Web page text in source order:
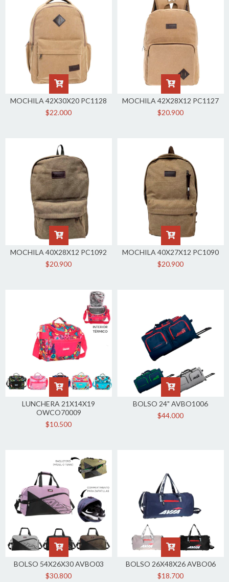
MOCHILA 42X30X20 PC1128
$22.000
MOCHILA 42X28X12 PC1127
$20.900
MOCHILA 40X28X12 PC1092
$20.900
MOCHILA 40X27X12 PC1090
$20.900
LUNCHERA 21X14X19
OWCO70009
$10.500
BOLSO 24" AVBO1006
$44.000
BOLSO 54X26X30 AVBO03
$30.800
BOLSO 26X48X26 AVBO06
$18.700